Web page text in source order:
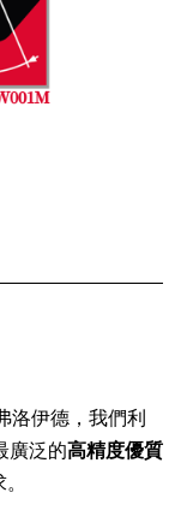
洛伊德，我們利
廣泛的高精度優質